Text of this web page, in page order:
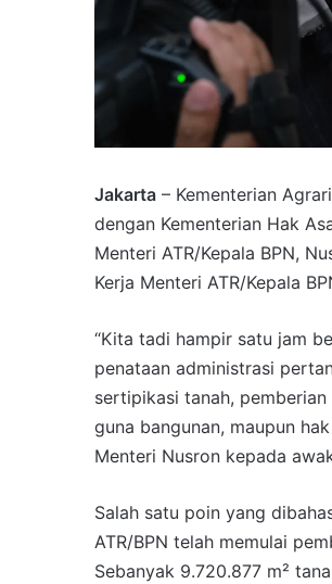
Jakarta – Kementerian
dengan Kementerian Hak
Menteri ATR/Kepala BPN,
Kerja Menteri ATR/Kepala
“Kita tadi hampir satu jam
penataan administrasi
sertipikasi tanah,
guna bangunan, maupun
Menteri Nusron kepada
Salah satu poin yang
ATR/BPN telah memulai
Sebanyak 9.720.877 m²